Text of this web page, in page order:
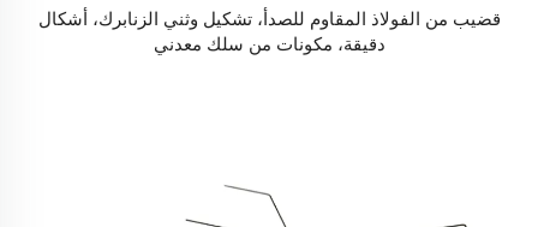
قضيب من الفولاذ المقاوم للصدأ، تشكيل وثني الزنابرك، أشكال
دقيقة، مكونات من سلك معدني